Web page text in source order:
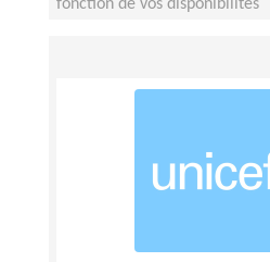
fonction de vos disponibilités